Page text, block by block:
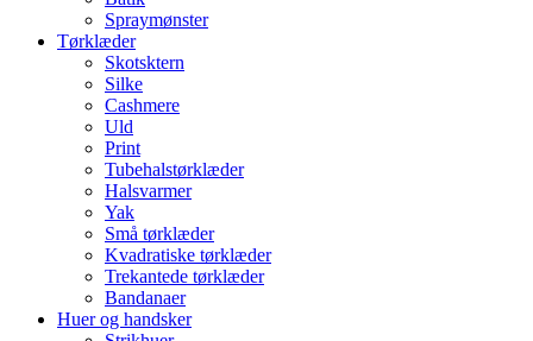
Spraymønster
Tørklæder
Skotsktern
Silke
Cashmere
Uld
Print
Tubehalstørklæder
Halsvarmer
Yak
Små tørklæder
Kvadratiske tørklæder
Trekantede tørklæder
Bandanaer
Huer og handsker